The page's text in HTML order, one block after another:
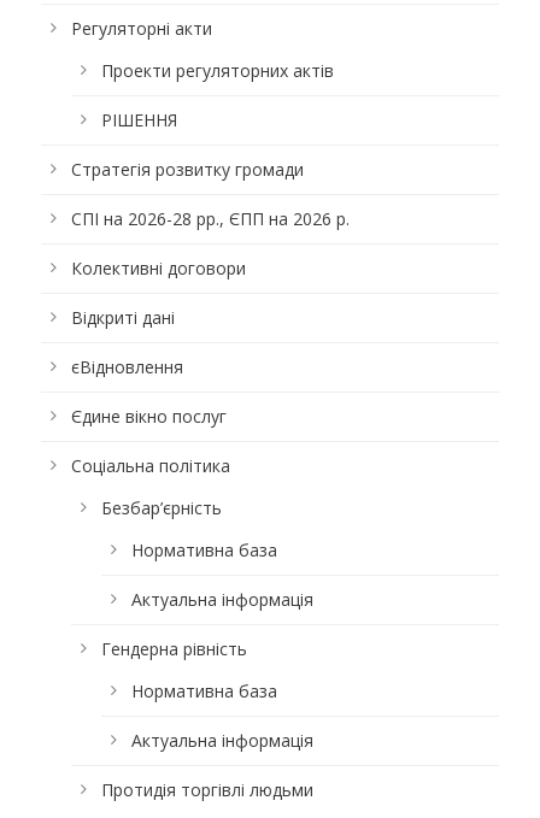
Регуляторні акти
Проекти регуляторних актів
РІШЕННЯ
Стратегія розвитку громади
СПІ на 2026-28 рр., ЄПП на 2026 р.
Колективні договори
Відкриті дані
єВідновлення
Єдине вікно послуг
Соціальна політика
Безбар’єрність
Нормативна база
Актуальна інформація
Гендерна рівність
Нормативна база
Актуальна інформація
Протидія торгівлі людьми